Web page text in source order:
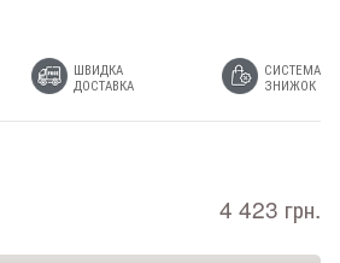
ШВИДКА
ДОСТАВКА
СИСТЕМА
ЗНИЖОК
4 423 грн.